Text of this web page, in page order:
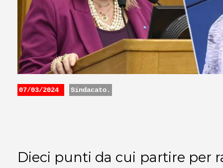
07/03/2024 Sindacato.
Dieci punti da cui partire per